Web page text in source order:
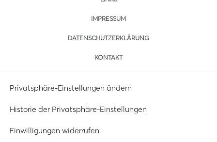
IMPRESSUM
DATENSCHUTZERKLÄRUNG
KONTAKT
Privatsphäre-Einstellungen ändern
Historie der Privatsphäre-Einstellungen
Einwilligungen widerrufen